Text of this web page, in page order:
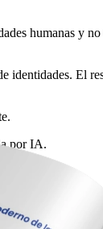
humanas y no
El
por IA.